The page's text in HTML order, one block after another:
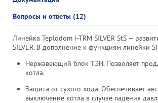
Вопросы и ответы (12)
Линейка Teplodom i-TRM SILVER StS —
SILVER. В дополнение к функциям линейки
Нержавеющий блок ТЭН. Позволяет
котла.
Защита от сухого хода. Обеспечивает
выключение котла в случае падения